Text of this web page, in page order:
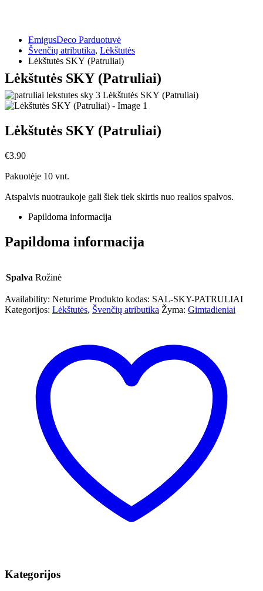
EmigusDeco Parduotuvė
Švenčių atributika, Lėkštutės
Lėkštutės SKY (Patruliai)
Lėkštutės SKY (Patruliai)
Lėkštutės SKY (Patruliai)
€3.90
Pakuotėje 10 vnt.
Atspalvis nuotraukoje gali šiek tiek skirtis nuo realios spalvos.
Papildoma informacija
Papildoma informacija
Spalva Rožinė
Availability: Neturime Produkto kodas: SAL-SKY-PATRULIAI
Kategorijos: Lėkštutės, Švenčių atributika Žyma: Gimtadieniai
Kategorijos